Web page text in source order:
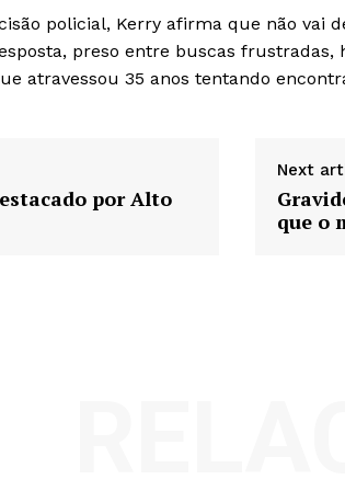
policial, Kerry afirma que não vai
preso entre buscas frustradas,
atravessou 35 anos tentando
por Alto
Next
que o